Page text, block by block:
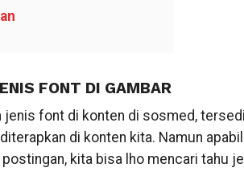
FONT DI GAMBAR
jenis font di konten di sosmed,
di konten kita. Namun
kita bisa lho mencari tahu